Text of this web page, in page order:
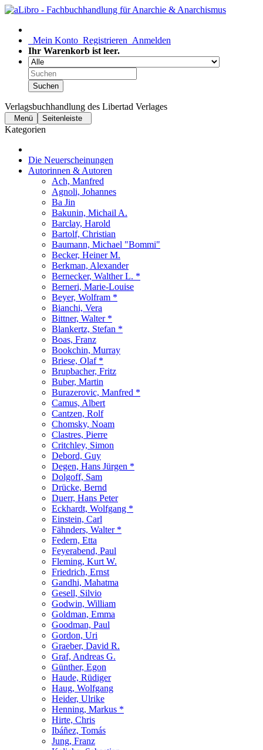
Mein Konto Registrieren Anmelden
Ihr Warenkorb ist leer.
Suchen
Verlagsbuchhandlung des Libertad Verlages
Menü Seitenleiste
Kategorien
Die Neuerscheinungen
Autorinnen & Autoren
Ach, Manfred
Agnoli, Johannes
Ba Jin
Bakunin, Michail A.
Barclay, Harold
Bartolf, Christian
Baumann, Michael "Bommi"
Becker, Heiner M.
Berkman, Alexander
Bernecker, Walther L. *
Berneri, Marie-Louise
Beyer, Wolfram *
Bianchi, Vera
Bittner, Walter *
Blankertz, Stefan *
Boas, Franz
Bookchin, Murray
Briese, Olaf *
Brupbacher, Fritz
Buber, Martin
Burazerovic, Manfred *
Camus, Albert
Cantzen, Rolf
Chomsky, Noam
Clastres, Pierre
Critchley, Simon
Debord, Guy
Degen, Hans Jürgen *
Dolgoff, Sam
Drücke, Bernd
Duerr, Hans Peter
Eckhardt, Wolfgang *
Einstein, Carl
Fähnders, Walter *
Federn, Etta
Feyerabend, Paul
Fleming, Kurt W.
Friedrich, Ernst
Gandhi, Mahatma
Gesell, Silvio
Godwin, William
Goldman, Emma
Goodman, Paul
Gordon, Uri
Graeber, David R.
Graf, Andreas G.
Günther, Egon
Haude, Rüdiger
Haug, Wolfgang
Heider, Ulrike
Henning, Markus *
Hirte, Chris
Ibáñez, Tomás
Jung, Franz